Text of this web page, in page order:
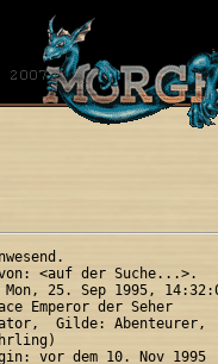
<auf der Suche...>.
25. Sep 1995,
Emperor der Seher
Gilde: Abenteurer,
vor dem 10. Nov 1995